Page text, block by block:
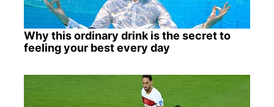
Why this ordinary drink is the secret to
feeling your best every day